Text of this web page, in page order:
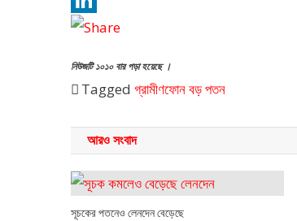
LinkedIn
নিউজটি ১০১০ বার পড়া হয়েছে ।
Tagged গ্রামীণফোনবড় পতন
আরও সংবাদ
সূচকের পতনেও লেনদেন বেড়েছে